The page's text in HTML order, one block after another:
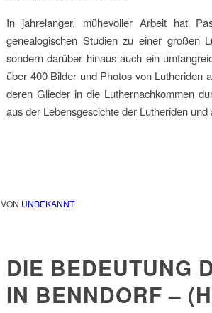
In jahrelanger, mühevoller Arbeit hat
genealogischen Studien zu einer großen
sondern darüber hinaus auch ein
über 400 Bilder und Photos von Lutheriden
deren Glieder in die Luthernachkommen
aus der Lebensgescichte der Lutheriden und
VON UNBEKANNT
DIE BEDEUTUNG
IN BENNDORF –